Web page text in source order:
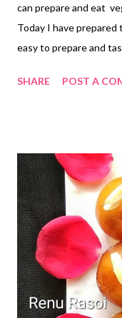
can prepare and eat
Today I have prepared
easy to prepare and
Carrot...1 cup Peeled
Method *Grind
help of a Rolling Pin.
Mustard Seeds
Asafoetida Powder,
Powder. Switch off
Red Chilli Powder and
You can eat it after 30
SHARE POST A